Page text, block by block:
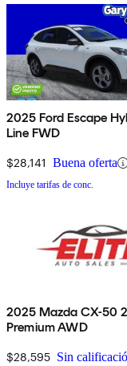
2025 Ford Escape
Line FWD
$28,141 Buena oferta
Incluye tarifas de conc.
2025 Mazda CX-50
Premium AWD
$28,595 Sin